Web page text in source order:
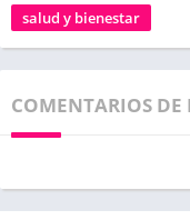
salud y bienestar
COMENTARIOS DE